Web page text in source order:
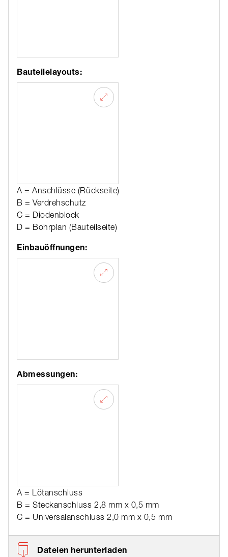
Bauteilelayouts:
A = Anschlüsse (Rückseite)
B = Verdrehschutz
C = Diodenblock
D = Bohrplan (Bauteilseite)
Einbauöffnungen:
Abmessungen:
A = Lötanschluss
B = Steckanschluss 2,8 mm x 0,5 mm
C = Universalanschluss 2,0 mm x 0,5 mm
Dateien herunterladen